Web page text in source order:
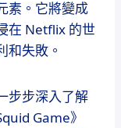
素。它將變成
在 Netflix 的世
和失敗。
步步深入了解
Game》